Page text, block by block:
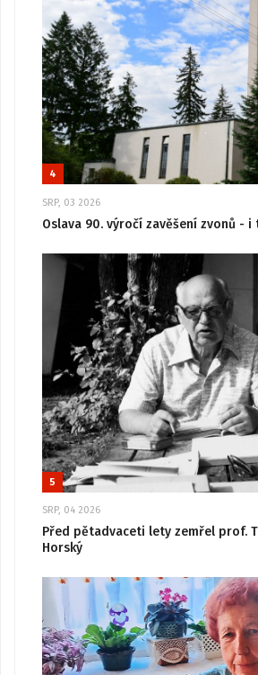
4
SRP, 03 2026
Oslava 90. výročí zavěšení zvonů - i
5
SRP, 04 2026
Před pětadvaceti lety zemřel prof.
Horský